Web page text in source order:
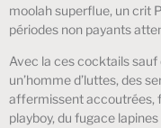
moolah superflue, un crit
périodes non payants
Avec la ces cocktails
un’homme d’luttes, des
affermissent accoutrées,
playboy, du fugace